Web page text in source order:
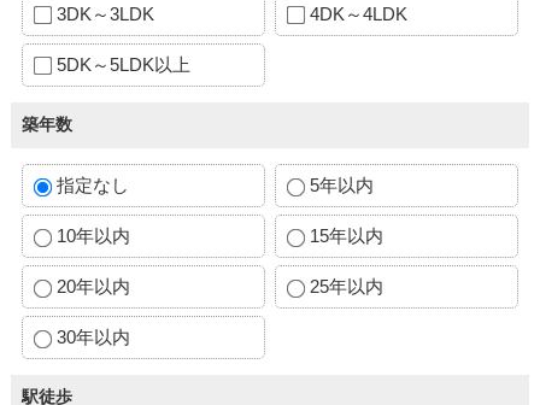
3DK～3LDK 4DK～4LDK
5DK～5LDK以上
築年数
指定なし 5年以内
10年以内 15年以内
20年以内 25年以内
30年以内
駅徒歩